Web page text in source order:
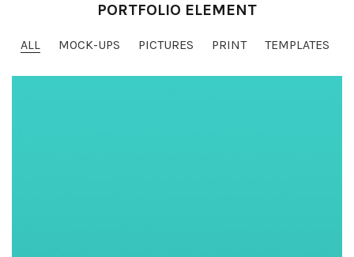
PORTFOLIO ELEMENT
ALL MOCK-UPS PICTURES PRINT TEMPLATES